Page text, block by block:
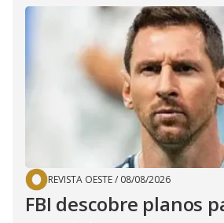
REVISTA OESTE/ 08/08/2026
FBI descobre planos